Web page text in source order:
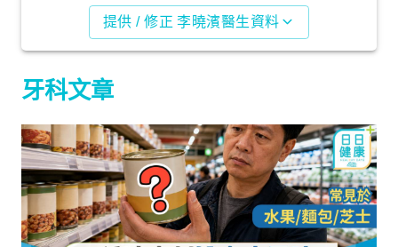
提供 / 修正 李曉濱醫生資料
牙科文章